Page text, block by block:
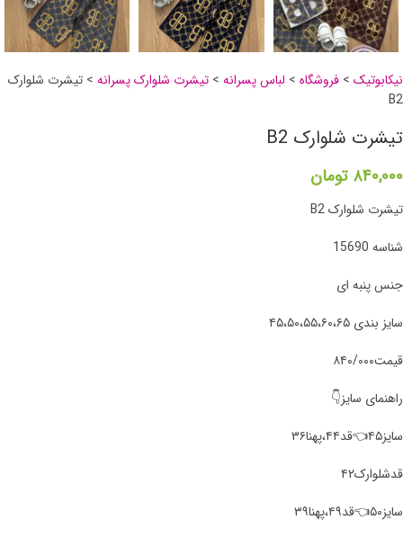
نیکابوتیک > فروشگاه > لباس پسرانه > تیشرت شلوارک پسرانه > تیشرت شلوارک
B2
تیشرت شلوارک B2
۸۴۰,۰۰۰ تومان
تیشرت شلوارک B2
شناسه 15690
جنس پنبه ای
سایز بندی ۴۵،۵۰،۵۵،۶۰،۶۵
قیمت۸۴۰/۰۰۰
راهنمای سایز👇
سایز۴۵👈قد۴۴،پهنا۳۶
قد‌شلوارک۴۲
سایز۵۰👈قد۴۹،پهنا۳۹